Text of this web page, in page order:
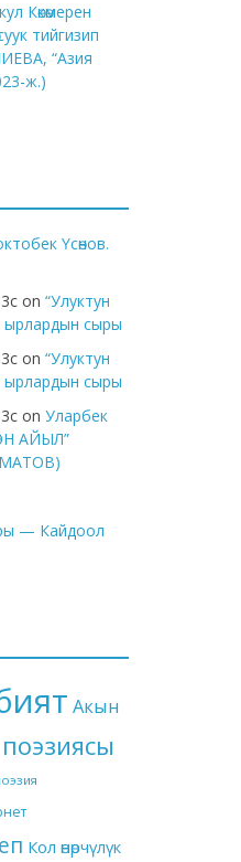
Көкөмерен
суук тийгизип
“Азия
ж.)
Үсөнов.
on “Улуктун
ырлардын сыры
on “Улуктун
ырлардын сыры
on Уларбек
АЙЫЛ”
— Кайдоол
Акын
Кол өнөрчүлүк